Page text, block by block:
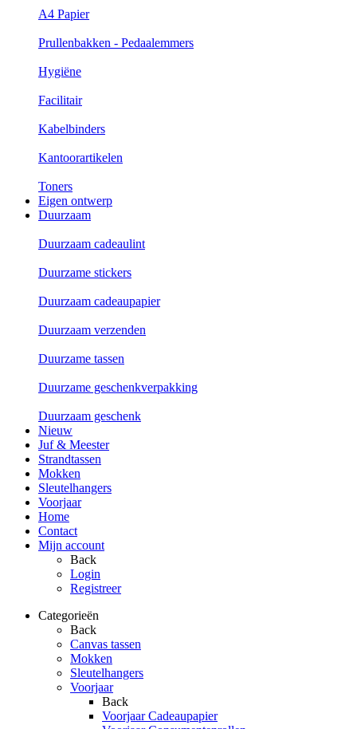
A4 Papier
Prullenbakken - Pedaalemmers
Hygiëne
Facilitair
Kabelbinders
Kantoorartikelen
Toners
Eigen ontwerp
Duurzaam
Duurzaam cadeaulint
Duurzame stickers
Duurzaam cadeaupapier
Duurzaam verzenden
Duurzame tassen
Duurzame geschenkverpakking
Duurzaam geschenk
Nieuw
Juf & Meester
Strandtassen
Mokken
Sleutelhangers
Voorjaar
Home
Contact
Mijn account
Back
Login
Registreer
Categorieën
Back
Canvas tassen
Mokken
Sleutelhangers
Voorjaar
Back
Voorjaar Cadeaupapier